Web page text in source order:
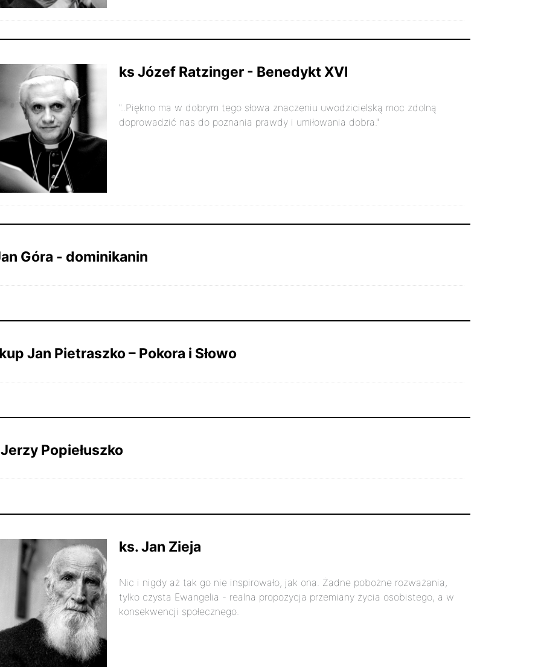
ks Józef Ratzinger - Benedykt XVI
"..Piękno ma w dobrym tego słowa znaczeniu uwodzicielską moc zdolną
doprowadzić nas do poznania prawdy i umiłowania dobra."
Góra - dominikanin
Jan Pietraszko – Pokora i Słowo
Popiełuszko
ks. Jan Zieja
Nic i nigdy aż tak go nie inspirowało, jak ona. Żadne pobożne rozważania,
tylko czysta Ewangelia - realna propozycja przemiany życia osobistego, a w
konsekwencji społecznego.